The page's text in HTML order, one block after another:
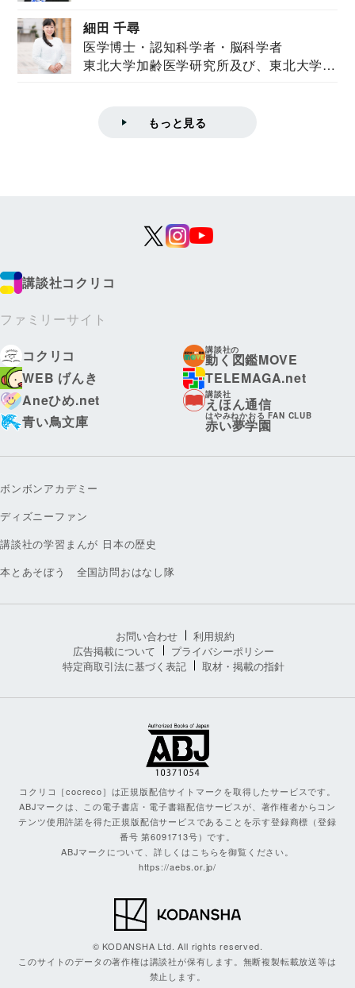
細田 千尋
医学博士・認知科学者・脳科学者
東北大学加齢医学研究所及び、東北大学大
もっと見る
講談社コクリコ
ファミリーサイト
コクリコ
講談社の
動く図鑑MOVE
WEB げんき
TELEMAGA.net
Aneひめ.net
講談社
えほん通信
青い鳥文庫
はやみねかおる FAN CLUB
赤い夢学園
ボンボンアカデミー
ディズニーファン
講談社の学習まんが 日本の歴史
本とあそぼう 全国訪問おはなし隊
お問い合わせ
利用規約
広告掲載について
プライバシーポリシー
特定商取引法に基づく表記
取材・掲載の指針
コクリコ［cocreco］は正規版配信サイトマークを取得したサービスです。
ABJマークは、この電子書店・電子書籍配信サービスが、著作権者からコン
テンツ使用許諾を得た正規版配信サービスであることを示す登録商標（登録
番号 第6091713号）です。
ABJマークについて、詳しくはこちらを御覧ください。
https://aebs.or.jp/
© KODANSHA Ltd. All rights reserved.
このサイトのデータの著作権は講談社が保有します。無断複製転載放送等は
禁止します。